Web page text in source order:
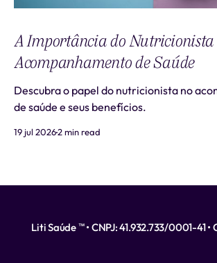
A Importância do Nutricionista
Acompanhamento de Saúde
Descubra o papel do nutricionista no
de saúde e seus benefícios.
19 jul 20262 min read
Liti Saúde ™ • CNPJ: 41.932.733/0001-41 •